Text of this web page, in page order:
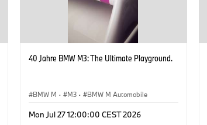
40 Jahre BMW M3: The Ultimate Playground.
BMW M · M3 · BMW M Automobile
Mon Jul 27 12:00:00 CEST 2026